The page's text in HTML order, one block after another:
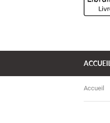
ACCUEIL
Accueil